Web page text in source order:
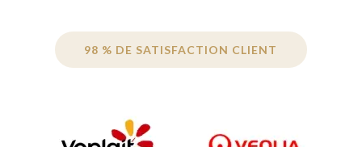
98 % DE SATISFACTION CLIENT